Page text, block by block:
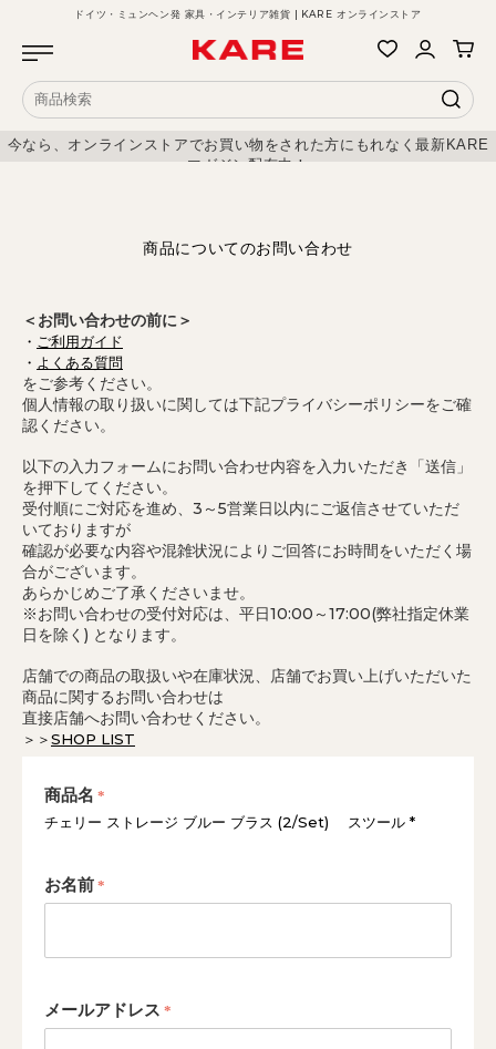
ドイツ・ミュンヘン発 家具・インテリア雑貨 | KARE オンラインストア
今なら、オンラインストアでお買い物をされた方にもれなく最新KARE
マガジン配布中！
商品についてのお問い合わせ
＜お問い合わせの前に＞
・ ご利用ガイド
・ よくある質問
をご参考ください。
個人情報の取り扱いに関しては下記プライバシーポリシーをご確
認ください。
以下の入力フォームにお問い合わせ内容を入力いただき「送信」
を押下してください。
受付順にご対応を進め、3～5営業日以内にご返信させていただ
いておりますが
確認が必要な内容や混雑状況によりご回答にお時間をいただく場
合がございます。
あらかじめご了承くださいませ。
※お問い合わせの受付対応は、平日10:00～17:00(弊社指定休業
日を除く) となります。
店舗での商品の取扱いや在庫状況、店舗でお買い上げいただいた
商品に関するお問い合わせは
直接店舗へお問い合わせください。
＞＞SHOP LIST
商品名
チェリー ストレージ ブルー ブラス (2/Set) スツール *
お名前
メールアドレス